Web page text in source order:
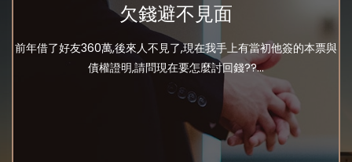
欠錢避不見面
前年借了好友360萬,後來人不見了,現在我手上有當初他簽的本票與
債權證明,請問現在要怎麼討回錢??...